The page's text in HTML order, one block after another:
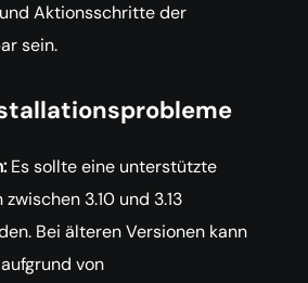
Aktionsschritte der
sein.
Es sollte eine unterstützte
3.10 und 3.13
Bei älteren Versionen kann
von